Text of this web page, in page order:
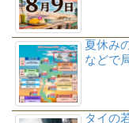
夏休み
などで
タイの